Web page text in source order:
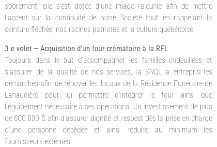
sobrement, elle s’est dotée d’une image rajeunie afin de mettre
l’accent sur la continuité de notre Société tout en rappelant la
ceinture fléchée, nos racines patriotes et la culture québécoise.
3 e volet – Acquisition d’un four crématoire à la RFL
Toujours dans le but d’accompagner les familles endeuillées et
s’assurer de la qualité de nos services, la SNQL a entrepris les
démarches afin de rénover les locaux de la Résidence Funéraire de
Lanaudière pour lui permettre d’intégrer le four ainsi que
l’équipement nécessaire à ses opérations. Un investissement de plus
de 600 000 $ afin d’assurer dignité et respect dès la prise en charge
d’une personne décédée et ainsi réduire au minimum les
fournisseurs externes.